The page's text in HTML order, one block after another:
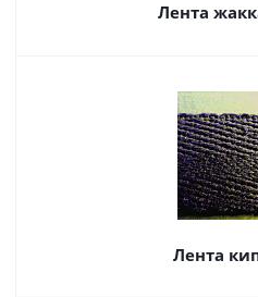
Лента
Лента